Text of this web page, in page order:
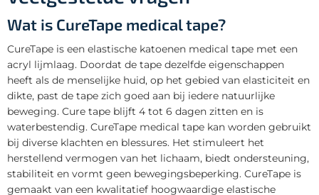
Wat is CureTape medical tape?
CureTape is een elastische katoenen medical tape met een
acryl lijmlaag. Doordat de tape dezelfde eigenschappen
heeft als de menselijke huid, op het gebied van elasticiteit en
dikte, past de tape zich goed aan bij iedere natuurlijke
beweging. Cure tape blijft 4 tot 6 dagen zitten en is
waterbestendig. CureTape medical tape kan worden gebruikt
bij diverse klachten en blessures. Het stimuleert het
herstellend vermogen van het lichaam, biedt ondersteuning,
stabiliteit en vormt geen bewegingsbeperking. CureTape is
gemaakt van een kwalitatief hoogwaardige elastische